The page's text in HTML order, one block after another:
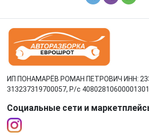
ИП ПОНАМАРЁВ РОМАН ПЕТРОВИЧ ИНН:
313237319700057, Р/c
Социальные сети и